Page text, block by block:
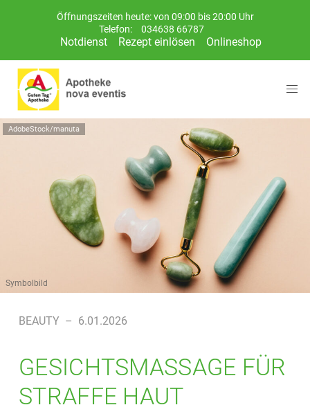
Öffnungszeiten heute: von 09:00 bis 20:00 Uhr
Telefon:
034638 66787
Notdienst Rezept einlösen Onlineshop
AdobeStock/manuta
Symbolbild
BEAUTY – 6.01.2026
GESICHTSMASSAGE FÜR
STRAFFE HAUT